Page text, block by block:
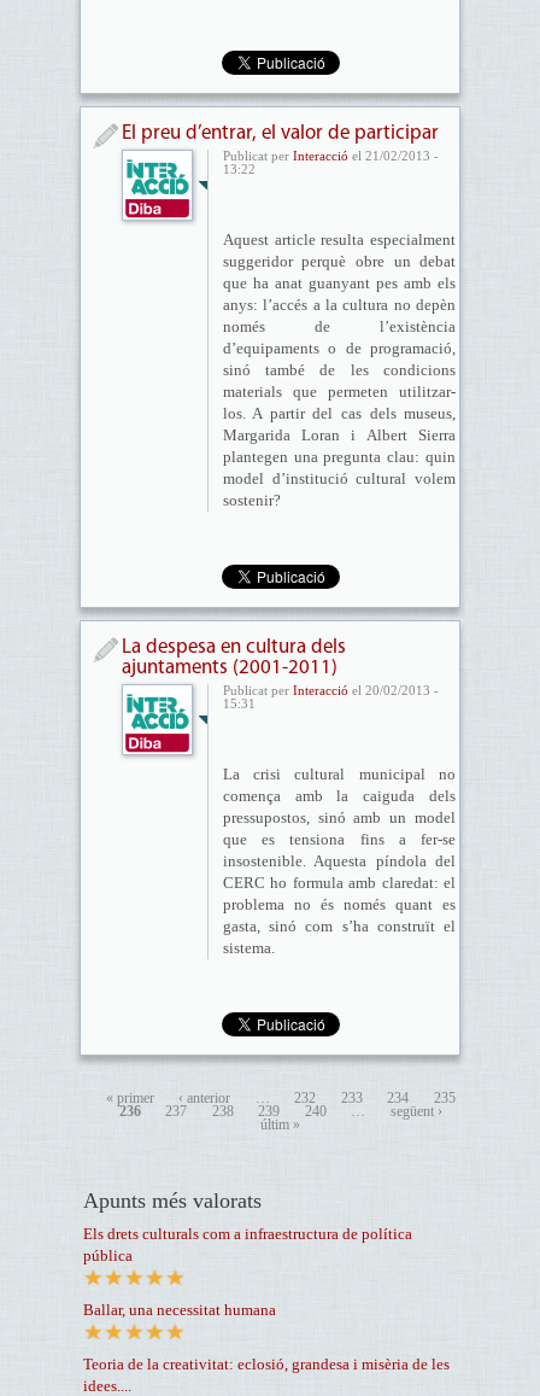
El preu d’entrar, el valor de participar
Publicat per Interacció el 21/02/2013 -
13:22
Aquest article resulta especialment
suggeridor perquè obre un debat
que ha anat guanyant pes amb els
anys: l’accés a la cultura no depèn
només de l’existència
d’equipaments o de programació,
sinó també de les condicions
materials que permeten utilitzar-
los. A partir del cas dels museus,
Margarida Loran i Albert Sierra
plantegen una pregunta clau: quin
model d’institució cultural volem
sostenir?
La despesa en cultura dels
ajuntaments (2001-2011)
Publicat per Interacció el 20/02/2013 -
15:31
La crisi cultural municipal no
comença amb la caiguda dels
pressupostos, sinó amb un model
que es tensiona fins a fer-se
insostenible. Aquesta píndola del
CERC ho formula amb claredat: el
problema no és només quant es
gasta, sinó com s’ha construït el
sistema.
« primer ‹ anterior … 232 233 234
235
236
237 238 239 240 …
següent ›
últim »
Apunts més valorats
Els drets culturals com a infraestructura de política
pública
Ballar, una necessitat humana
Teoria de la creativitat: eclosió, grandesa i misèria de les
idees....